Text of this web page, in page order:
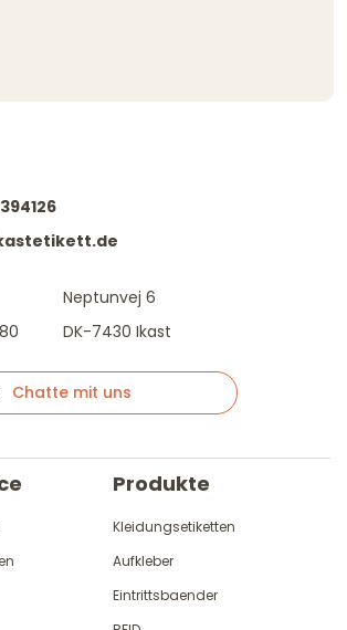
Neptunvej 6
DK-7430 Ikast
mit uns
Produkte
Kleidungsetiketten
Aufkleber
Eintrittsbaender